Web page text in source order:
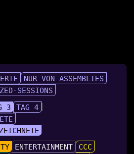
NUR VON ASSEMBLIES
SESSIONS
3
TAG 4
ENTERTAINMENT
CCC